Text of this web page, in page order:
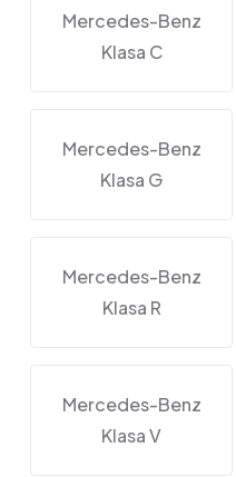
Mercedes-Benz
Klasa C
Mercedes-Benz
Klasa G
Mercedes-Benz
Klasa R
Mercedes-Benz
Klasa V